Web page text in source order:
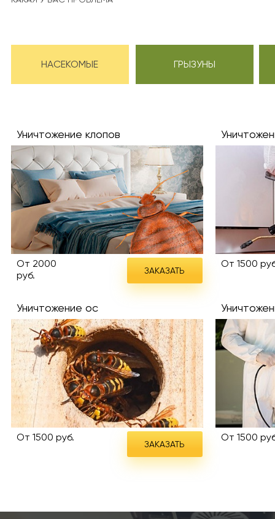
НАСЕКОМЫЕ ГРЫЗУНЫ
Уничтожение клопов
От 2000
руб.
ЗАКАЗАТЬ
Уничтожение ос
От 1500 руб.
ЗАКАЗАТЬ
От 1500
От 1500